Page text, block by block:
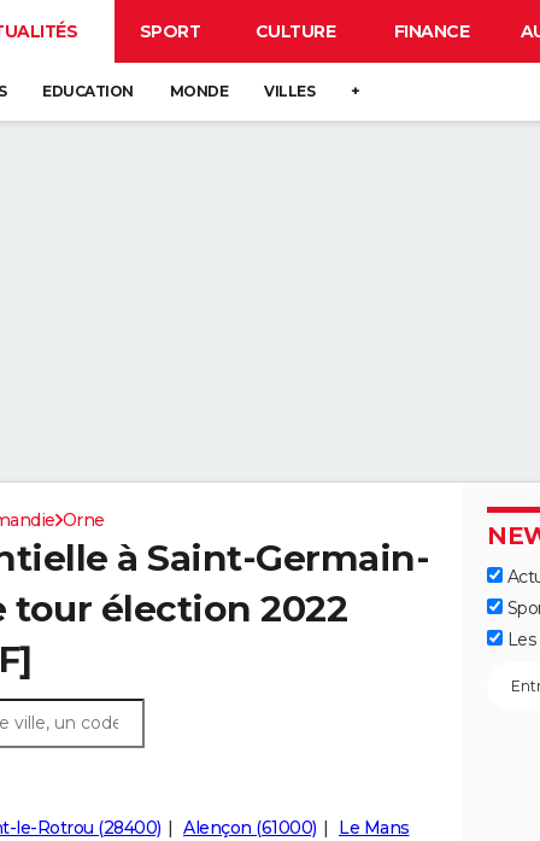
SPORT CULTURE FINANCE
EDUCATION MONDE VILLES +
Orne
à Saint-Germain-
tour élection 2022
le-Rotrou (28400) Alençon (61000) Le Mans